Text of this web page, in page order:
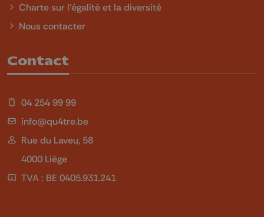
Charte sur l'égalité et la diversité
Nous contacter
Contact
04 254 99 99
info@qu4tre.be
Rue du Laveu, 58
4000 Liège
TVA : BE 0405.931.241